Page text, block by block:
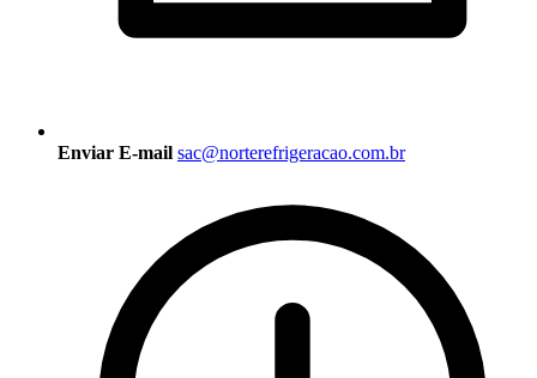
Enviar E-mail sac@norterefrigeracao.com.br